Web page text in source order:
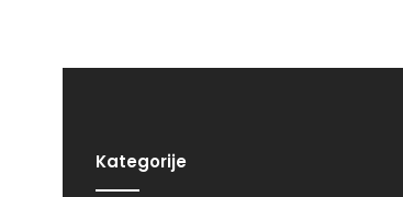
Kategorije